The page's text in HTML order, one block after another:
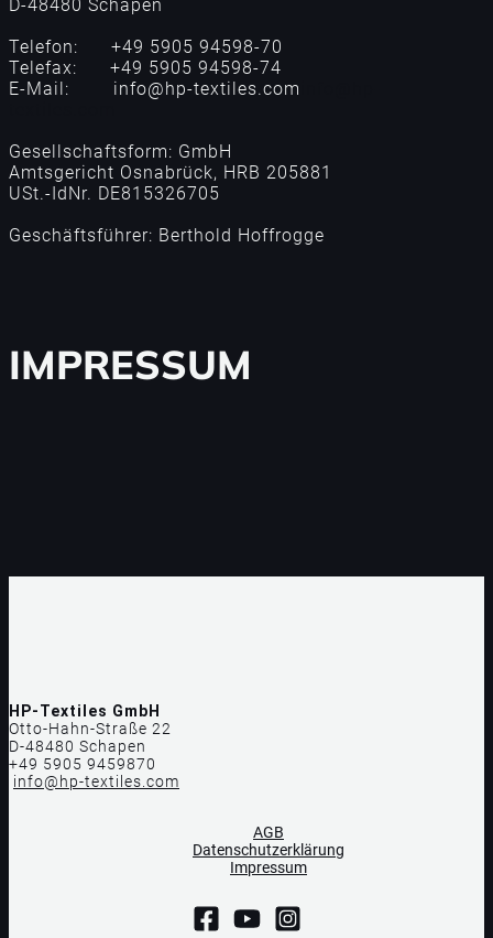
IMPRESSUM
D-48480 Schapen
Telefon: +49 5905 94598-70
Telefax: +49 5905 94598-74
E-Mail: info@hp-textiles.com
Gesellschaftsform: GmbH
Amtsgericht Osnabrück, HRB 205881
USt.-IdNr. DE815326705
Geschäftsführer: Berthold Hoffrogge
HP-Textiles GmbH
Otto-Hahn-Straße 22
D-48480 Schapen
+49 5905 9459870
info@hp-textiles.com
AGB
Datenschutzerklärung
Impressum